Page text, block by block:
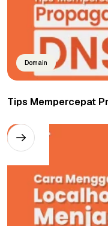
Domain
Tips Mempercepat